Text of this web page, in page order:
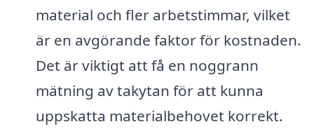
material och fler arbetstimmar, vilket
är en avgörande faktor för kostnaden.
Det är viktigt att få en noggrann
mätning av takytan för att kunna
uppskatta materialbehovet korrekt.